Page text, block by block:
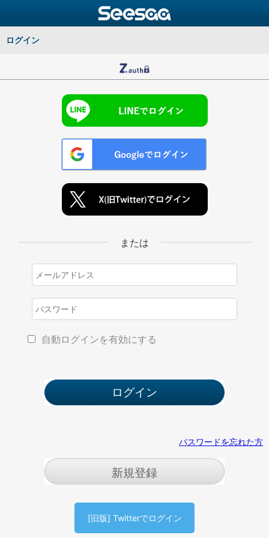
ログイン
または
自動ログインを有効にする
パスワードを忘れた方
新規登録
[旧版] Twitterでログイン